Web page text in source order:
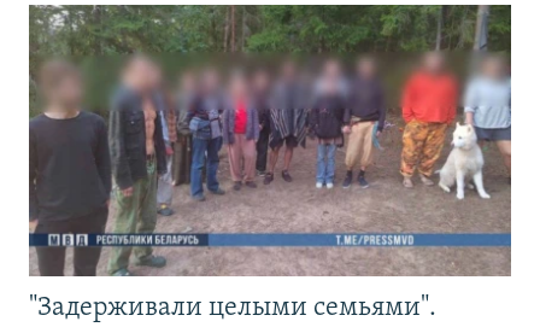
"Задерживали целыми семьями".